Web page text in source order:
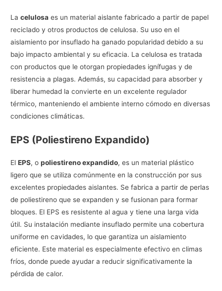
Lacelulosa es un material aislante fabricado a partir de papel
reciclado y otros productos de celulosa. Su uso en el
aislamiento por insuflado ha ganado popularidad debido a su
bajo impacto ambiental y su eficacia. La celulosa es tratada
con productos que le otorgan propiedades ignífugas y de
resistencia a plagas. Además, su capacidad para absorber y
liberar humedad la convierte en un excelente regulador
térmico, manteniendo el ambiente interno cómodo en diversas
condiciones climáticas.
EPS (Poliestireno Expandido)
ElEPS, opoliestireno expandido, es un material plástico
ligero que se utiliza comúnmente en la construcción por sus
excelentes propiedades aislantes. Se fabrica a partir de perlas
de poliestireno que se expanden y se fusionan para formar
bloques. El EPS es resistente al agua y tiene una larga vida
útil. Su instalación mediante insuflado permite una cobertura
uniforme en cavidades, lo que garantiza un aislamiento
eficiente. Este material es especialmente efectivo en climas
fríos, donde puede ayudar a reducir significativamente la
pérdida de calor.